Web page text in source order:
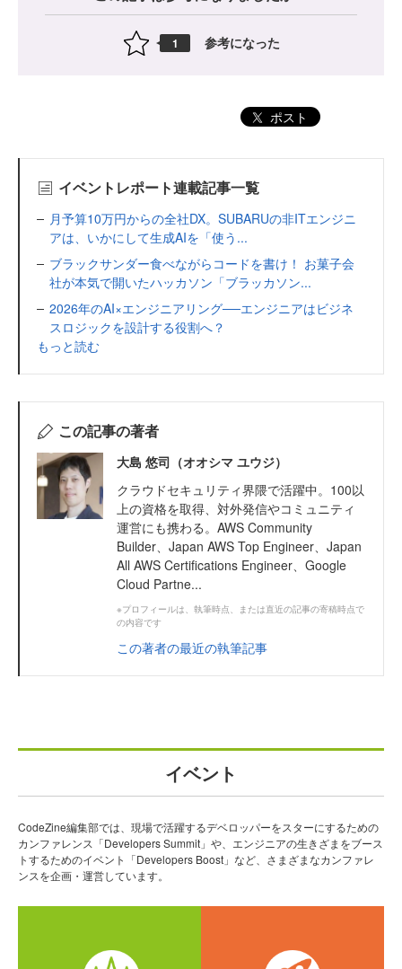
1 参考になった
ポスト
イベントレポート連載記事一覧
月予算10万円からの全社DX。SUBARUの非ITエンジニ
アは、いかにして生成AIを「使う...
ブラックサンダー食べながらコードを書け！ お菓子会
社が本気で開いたハッカソン「ブラッカソン...
2026年のAI×エンジニアリング──エンジニアはビジネ
スロジックを設計する役割へ？
もっと読む
この記事の著者
大島 悠司（オオシマ ユウジ）
クラウドセキュリティ界隈で活躍中。100以
上の資格を取得、対外発信やコミュニティ
運営にも携わる。AWS Community
Builder、Japan AWS Top Engineer、Japan
All AWS Certifications Engineer、Google
Cloud Partne...
※プロフィールは、執筆時点、または直近の記事の寄稿時点で
の内容です
この著者の最近の執筆記事
イベント
CodeZine編集部では、現場で活躍するデベロッパーをスターにするための
カンファレンス「Developers Summit」や、エンジニアの生きざまをブース
トするためのイベント「Developers Boost」など、さまざまなカンファレ
ンスを企画・運営しています。